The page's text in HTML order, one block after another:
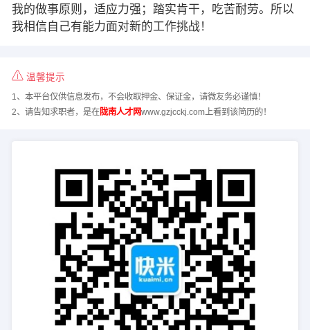
我的做事原则，适应力强；踏实肯干，吃苦耐劳。所以
我相信自己有能力面对新的工作挑战！
温馨提示
1、本平台仅供信息发布，不会收取押金、保证金，请微友务必谨慎！
2、请告知求职者，是在陇南人才网www.gzjcckj.com上看到该简历的！